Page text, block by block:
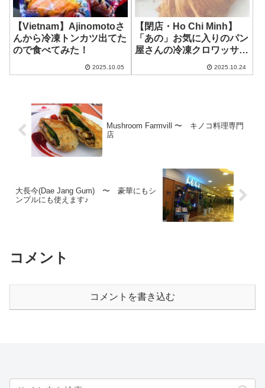
【Vietnam】Ajinomotoさ
んから冷凍トンカツ出てた
ので食べてみた！
2025.10.05
【閉店・Ho Chi Minh】
「あの」お気に入りのパン
屋さんの冷凍クロワッサン
Saigonese Baguette
2025.10.24
Mushroom Farmvill 〜 キノコ料理専門
店
大長今(Dae Jang Gum) 〜 豪華にもシ
ンプルにも使えます♪
コメント
コメントを書き込む